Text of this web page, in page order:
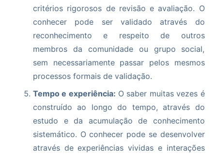
critérios rigorosos de revisão e avaliação. O
conhecer pode ser validado através do
reconhecimento e respeito de outros
membros da comunidade ou grupo social,
sem necessariamente passar pelos mesmos
processos formais de validação.
Tempo e experiência: O saber muitas vezes é
construído ao longo do tempo, através do
estudo e da acumulação de conhecimento
sistemático. O conhecer pode se desenvolver
através de experiências vividas e interações